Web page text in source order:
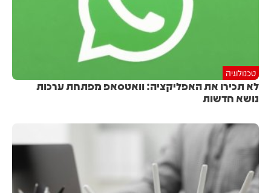
טכנולוגיה
לא תכירו את האפליקציה: וואטסאפ מפתחת ערכות
נושא חדשות